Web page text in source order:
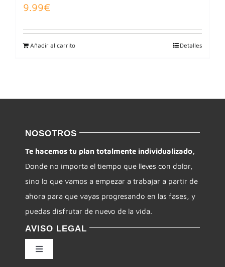
9.99€
Añadir al carrito Detalles
NOSOTROS
Te hacemos tu plan totalmente individualizado,
Donde no importa el tiempo que lleves con dolor,
sino lo que vamos a empezar a trabajar a partir de
ahora para que vayas progresando en las fases, y
puedas disfrutar de nuevo de la vida.
AVISO LEGAL
Toggle
Navigation